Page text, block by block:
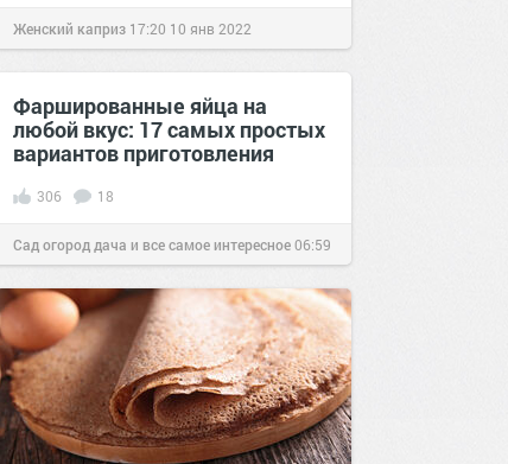
Женский каприз 17:20 10 янв 2022
Фаршированные яйца на
любой вкус: 17 самых простых
вариантов приготовления
306 18
Сад огород дача и все самое интересное06:59
08 фев 2019